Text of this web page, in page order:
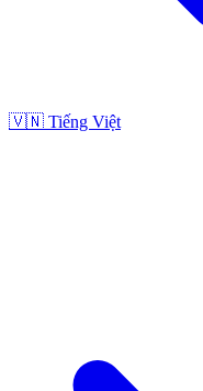
🇻🇳 Tiếng Việt